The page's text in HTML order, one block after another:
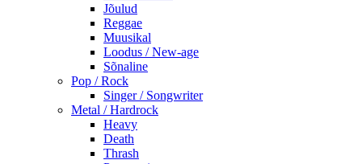
Jõulud
Reggae
Muusikal
Loodus / New-age
Sõnaline
Pop / Rock
Singer / Songwriter
Metal / Hardrock
Heavy
Death
Thrash